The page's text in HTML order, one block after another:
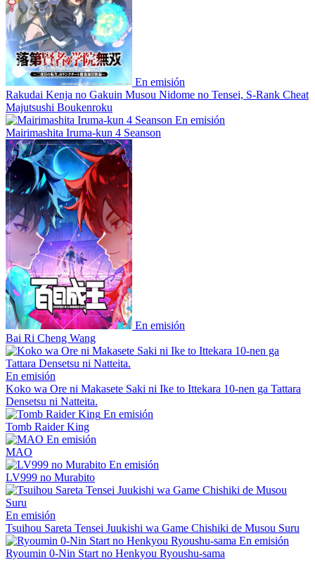
En emisión
Rakudai Kenja no Gakuin Musou Nidome no Tensei, S-Rank Cheat
Majutsushi Boukenroku
En emisión
Mairimashita Iruma-kun 4 Seanson
En emisión
Bai Ri Cheng Wang
En emisión
Koko wa Ore ni Makasete Saki ni Ike to Ittekara 10-nen ga Tattara
Densetsu ni Natteita.
En emisión
Tomb Raider King
En emisión
MAO
En emisión
LV999 no Murabito
En emisión
Tsuihou Sareta Tensei Juukishi wa Game Chishiki de Musou Suru
En emisión
Ryoumin 0-Nin Start no Henkyou Ryoushu-sama